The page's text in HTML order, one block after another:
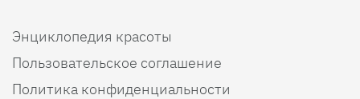
Энциклопедия красоты
Пользовательское соглашение
Политика конфиденциальности